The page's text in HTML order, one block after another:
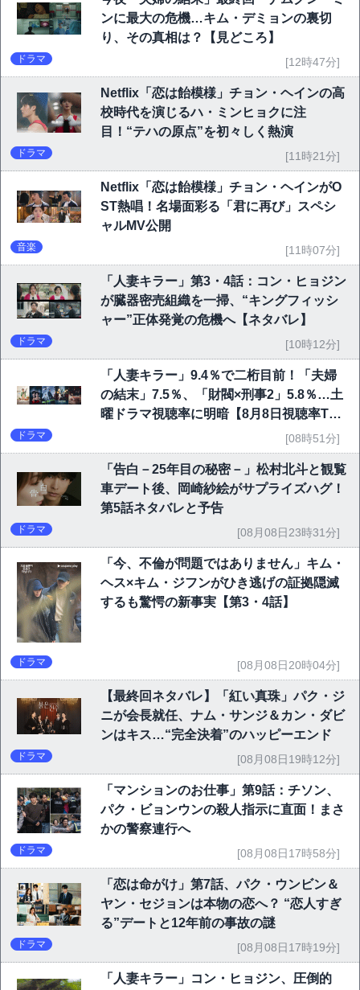
ンに最大の危機…キム・デミョンの裏切
り、その真相は？【見どころ】
ドラマ [12時47分]
Netflix「恋は飴模様」チョン・ヘインの高
校時代を演じるハ・ミンヒョクに注
目！“テハの原点”を初々しく熱演
ドラマ [11時21分]
Netflix「恋は飴模様」チョン・ヘインがO
ST熱唱！名場面彩る「君に再び」スペシ
ャルMV公開
音楽 [11時07分]
「人妻キラー」第3・4話：コン・ヒョジン
が臓器密売組織を一掃、“キングフィッシ
ャー”正体発覚の危機へ【ネタバレ】
ドラマ [10時12分]
「人妻キラー」9.4％で二桁目前！「夫婦
の結末」7.5％、「財閥×刑事2」5.8％…土
曜ドラマ視聴率に明暗【8月8日視聴率TO
ドラマ [08時51分]
「告白－25年目の秘密－」松村北斗と観覧
車デート後、岡崎紗絵がサプライズハグ！
第5話ネタバレと予告
ドラマ [08月08日23時31分]
「今、不倫が問題ではありません」キム・
ヘス×キム・ジフンがひき逃げの証拠隠滅
するも驚愕の新事実【第3・4話】
ドラマ [08月08日20時04分]
【最終回ネタバレ】「紅い真珠」パク・ジ
ニが会長就任、ナム・サンジ＆カン・ダビ
ンはキス…“完全決着”のハッピーエンド
ドラマ [08月08日19時12分]
「マンションのお仕事」第9話：チソン、
パク・ビョンウンの殺人指示に直面！まさ
かの警察連行へ
ドラマ [08月08日17時58分]
「恋は命がけ」第7話、パク・ウンビン＆
ヤン・セジョンは本物の恋へ？ “恋人すぎ
る”デートと12年前の事故の謎
ドラマ [08月08日17時19分]
「人妻キラー」コン・ヒョジン、圧倒的